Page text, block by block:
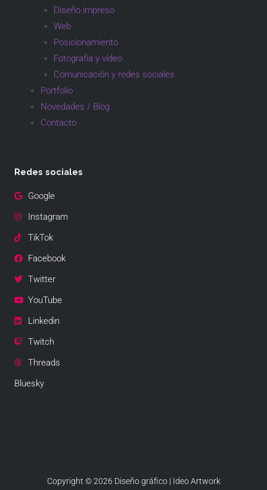
Diseño impreso
Web
Posicionamiento
Fotografía y vídeo
Comunicación y redes sociales
Portfolio
Novedades / Blog
Contacto
Redes sociales
Google
Instagram
TikTok
Facebook
Twitter
YouTube
Linkedin
Twitch
Threads
Bluesky
Copyright © 2026 Diseño gráfico | Ideo Artwork